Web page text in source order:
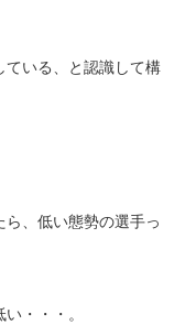
ている、と認識して構
、低い態勢の選手っ
・・・。